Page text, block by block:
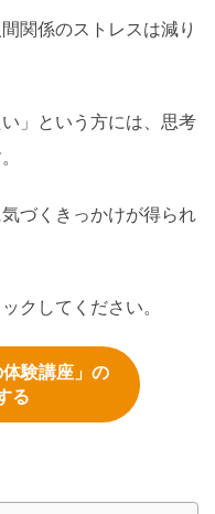
関係のストレスは減り
」という方には、思考
づくきっかけが得られ
クしてください。
験講座」の
る